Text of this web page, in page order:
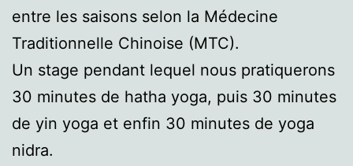
entre les saisons selon la Médecine
Traditionnelle Chinoise (MTC).
Un stage pendant lequel nous pratiquerons
30 minutes de hatha yoga, puis 30 minutes
de yin yoga et enfin 30 minutes de yoga
nidra.